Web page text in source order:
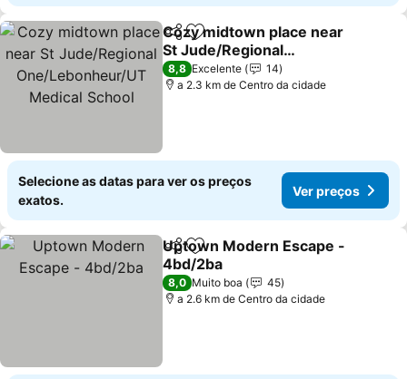
PartilharAdicionar aos favoritos
Cozy midtown place near
St Jude/Regional
One/Lebonheur/UT
Medical School
Ver preços
8,8 Excelente
14
a 2.3 km de Centro da cidade
Selecione as datas para ver os preços
exatos.
Ver preços
PartilharAdicionar aos favoritos
Uptown Modern Escape -
4bd/2ba
Ver preços
8,0 Muito boa
45
a 2.6 km de Centro da cidade